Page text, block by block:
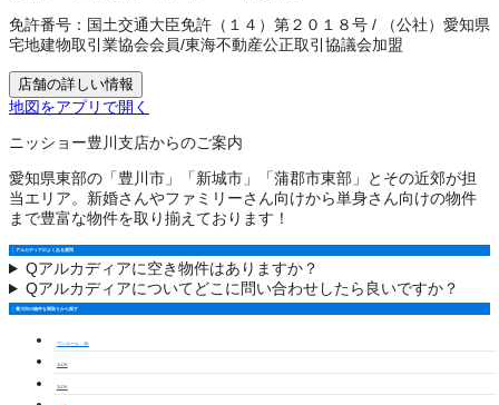
免許番号： 国土交通大臣免許（１４）第２０１８号 /
（公社）愛知県
宅地建物取引業協会会員/東海不動産公正取引協議会加盟
店舗の詳しい情報
地図をアプリで開く
ニッショー豊川支店からのご案内
愛知県東部の「豊川市」「新城市」「蒲郡市東部」とその近郊が担
当エリア。新婚さんやファミリーさん向けから単身さん向けの物件
まで豊富な物件を取り揃えております！
アルカディアのよくある質問
Qアルカディアに空き物件はありますか？
Qアルカディアについてどこに問い合わせしたら良いですか？
豊川市の物件を間取りから探す
ワンルーム・1K
1LDK
2LDK